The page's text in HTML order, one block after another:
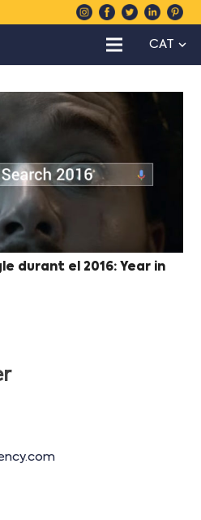
CAT
durant el 2016: Year in